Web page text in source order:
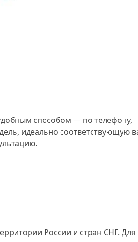
способом — по телефону,
идеально соответствующую
России и стран СНГ. Для